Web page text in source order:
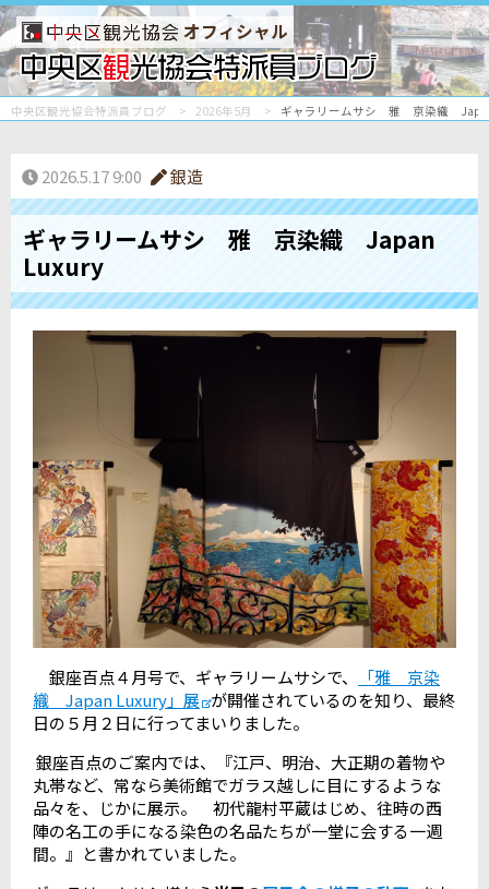
オフィシャル
中央区観光協会特派員ブログ 2026年5月 ギャラリームサシ 雅 京染織
2026.5.17 9:00 銀造
ギャラリームサシ 雅 京染織 Japan
Luxury
銀座百点４月号で、ギャラリームサシで、
「雅 京染
織 Japan Luxury」展 が開催されているのを知り、最終
日の５月２日に行ってまいりました。
銀座百点のご案内では、『江戸、明治、大正期の着物や
丸帯など、常なら美術館でガラス越しに目にするような
品々を、じかに展示。 初代龍村平蔵はじめ、往時の西
陣の名工の手になる染色の名品たちが一堂に会する一週
間。』と書かれていました。